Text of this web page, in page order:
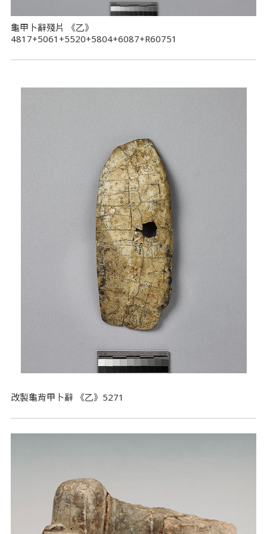
龜甲卜辭殘片 《乙》
4817+5061+5520+5804+6087+R60751
改製龜背甲卜辭 《乙》5271